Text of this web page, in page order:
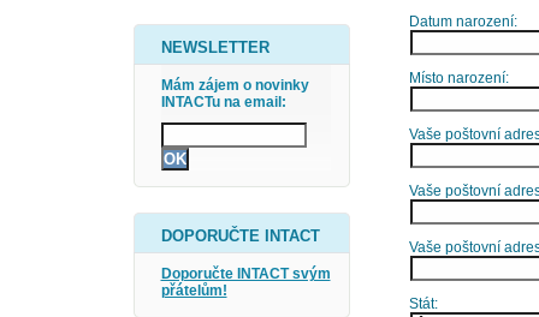
NEWSLETTER
Mám zájem o novinky
INTACTu na email:
DOPORUČTE INTACT
Doporučte INTACT svým
přátelům!
Datum narození:
Místo narození:
Vaše poštovní
Vaše poštovní
Vaše poštovní
Stát: